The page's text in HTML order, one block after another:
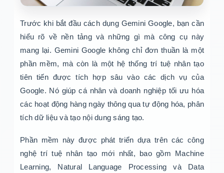
Trước khi bắt đầu cách dụng Gemini Google, bạn cần
hiểu rõ về nền tảng và những gì mà công cụ này
mang lại. Gemini Google không chỉ đơn thuần là một
phần mềm, mà còn là một hệ thống trí tuệ nhân tạo
tiên tiến được tích hợp sâu vào các dịch vụ của
Google. Nó giúp cá nhân và doanh nghiệp tối ưu hóa
các hoạt động hàng ngày thông qua tự động hóa, phân
tích dữ liệu và tạo nội dung sáng tạo.
Phần mềm này được phát triển dựa trên các công
nghệ trí tuệ nhân tạo mới nhất, bao gồm Machine
Learning, Natural Language Processing và Data